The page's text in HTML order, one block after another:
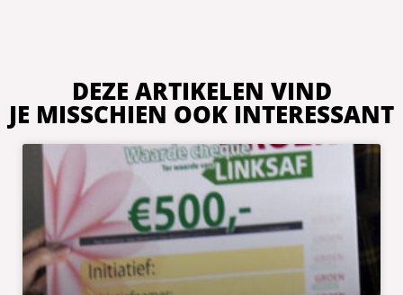
DEZE ARTIKELEN VIND
JE MISSCHIEN OOK INTERESSANT